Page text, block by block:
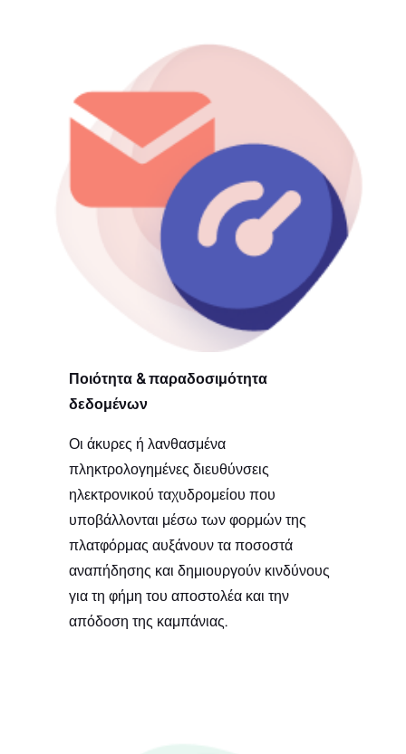
Ποιότητα & παραδοσιμότητα
δεδομένων
Οι άκυρες ή λανθασμένα
πληκτρολογημένες διευθύνσεις
ηλεκτρονικού ταχυδρομείου που
υποβάλλονται μέσω των φορμών της
πλατφόρμας αυξάνουν τα ποσοστά
αναπήδησης και δημιουργούν κινδύνους
για τη φήμη του αποστολέα και την
απόδοση της καμπάνιας.